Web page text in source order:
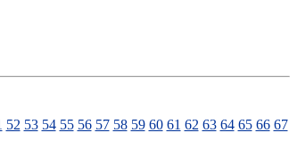
52 53 54 55 56 57 58 59 60 61 62 63 64 65 66 67